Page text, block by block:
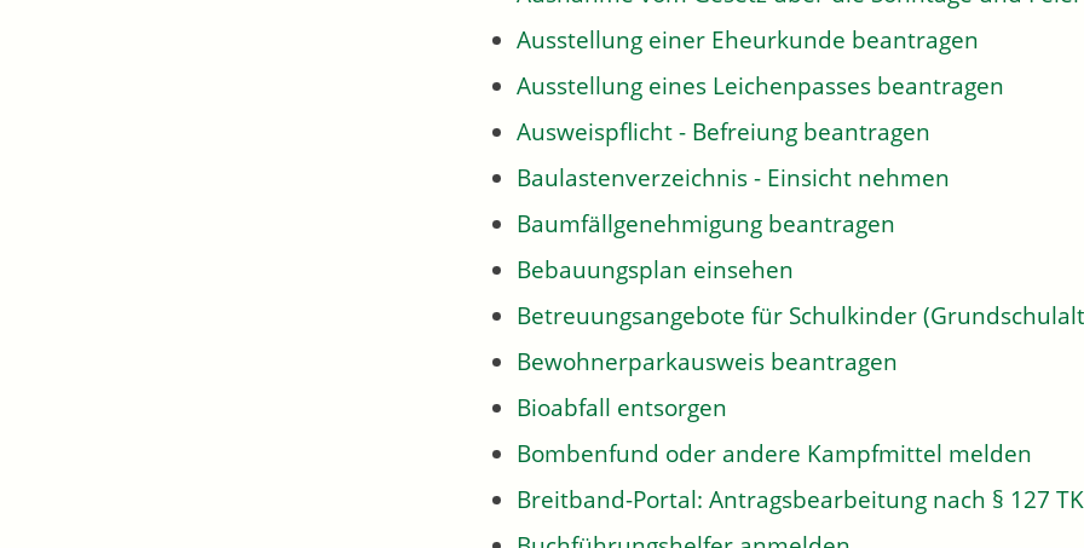
Ausstellung einer Eheurkunde beantragen
Ausstellung eines Leichenpasses beantragen
Ausweispflicht - Befreiung beantragen
Baulastenverzeichnis - Einsicht nehmen
Baumfällgenehmigung beantragen
Bebauungsplan einsehen
Betreuungsangebote für Schulkinder
Bewohnerparkausweis beantragen
Bioabfall entsorgen
Bombenfund oder andere Kampfmittel melden
Breitband-Portal: Antragsbearbeitung nach § 127